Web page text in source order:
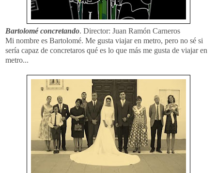
Bartolomé concretando. Director: Juan Ramón Carneros
Mi nombre es Bartolomé. Me gusta viajar en metro, pero no sé si
sería capaz de concretaros qué es lo que más me gusta de viajar en
metro...